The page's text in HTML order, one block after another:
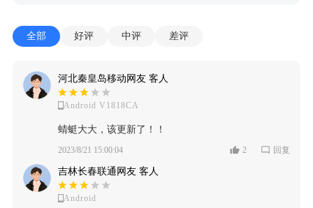
全部 好评 中评 差评
河北秦皇岛移动网友 客人
Android V1818CA
蜻蜓大大，该更新了！！
2023/8/21 15:00:04 2 回复
吉林长春联通网友 客人
Android